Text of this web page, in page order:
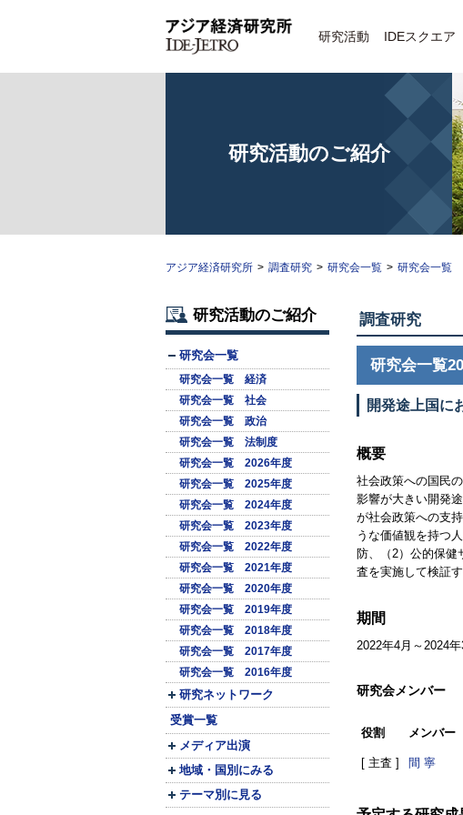
研究活動 IDEスクエア
研究活動のご紹介
アジア経済研究所 > 調査研究 > 研究会一覧 > 研究会一覧
研究活動のご紹介
研究会一覧
研究会一覧 経済
研究会一覧 社会
研究会一覧 政治
研究会一覧 法制度
研究会一覧 2026年度
研究会一覧 2025年度
研究会一覧 2024年度
研究会一覧 2023年度
研究会一覧 2022年度
研究会一覧 2021年度
研究会一覧 2020年度
研究会一覧 2019年度
研究会一覧 2018年度
研究会一覧 2017年度
研究会一覧 2016年度
研究ネットワーク
受賞一覧
メディア出演
地域・国別にみる
テーマ別に見る
調査研究
研究会一覧
開発途上国に
概要
社会政策への国民
影響が大きい開発
が社会政策への支
うな価値観を持つ
防、（2）公的保健
査を実施して検証す
期間
2022年4月～2024年
研究会メンバー
役割 メンバー
[ 主査 ] 間 寧